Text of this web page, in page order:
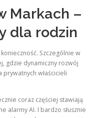
Markach –
dla rodzin
Szczególnie w
gdzie dynamiczny rozwój
właścicieli
coraz częściej stawiają
alarmy AI. I bardzo słusznie